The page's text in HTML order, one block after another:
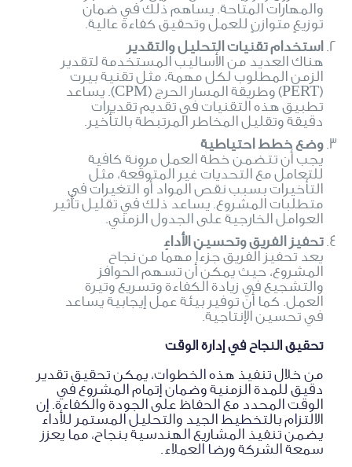
والمهارات المتاحة. يساهم ذلك في ضمان
توزيعٍ متوازنٍ للعمل وتحقيق كفاءة عالية.
استخدام تقنيات التحليل والتقدير
هناك العديد من الأساليب المستخدمة لتقدير
الزمن المطلوب لكل مهمة، مثل تقنية بيرت
(PERT) وطريقة المسار الحرج (CPM). يساعد
تطبيق هذه التقنيات في تقديم تقديرات
دقيقة وتقليل المخاطر المرتبطة بالتأخير.
وضع خطط احتياطية
يجب أن تتضمن خطة العمل مرونة كافية
للتعامل مع التحديات غير المتوقعة، مثل
التأخيرات بسبب نقص المواد أو التغيرات في
متطلبات المشروع. يساعد ذلك في تقليل تأثير
العوامل الخارجية على الجدول الزمني.
تحفيز الفريق وتحسين الأداء
يعد تحفيز الفريق جزءًا مهمًا من نجاح
المشروع، حيث يمكن أن تسهم الحوافز
والتشجيع في زيادة الكفاءة وتسريع وتيرة
العمل. كما أن توفير بيئة عمل إيجابية يساعد
في تحسين الإنتاجية.
تحقيق النجاح في إدارة الوقت
من خلال تنفيذ هذه الخطوات، يمكن تحقيق تقدير
دقيق للمدة الزمنية وضمان إتمام المشروع في
الوقت المحدد مع الحفاظ على الجودة والكفاءة. إن
الالتزام بالتخطيط الجيد والتحليل المستمر للأداء
يضمن تنفيذ المشاريع الهندسية بنجاح، مما يعزز
سمعة الشركة ورضا العملاء.